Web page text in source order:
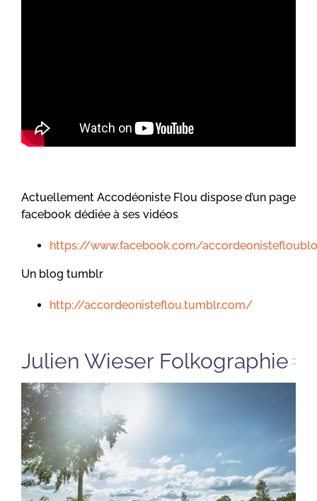
Actuellement Accodéoniste Flou dispose d’un page
facebook dédiée à ses vidéos
https://www.facebook.com/
Un blog tumblr
http://accordeonisteflou.tumblr.com/
Julien Wieser Folkographie